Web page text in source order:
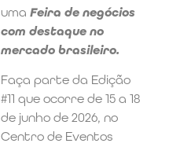
uma Feira de negócios
com destaque no
mercado brasileiro.
Faça parte da Edição
#11 que ocorre de 15 a 18
de junho de 2026, no
Centro de Eventos